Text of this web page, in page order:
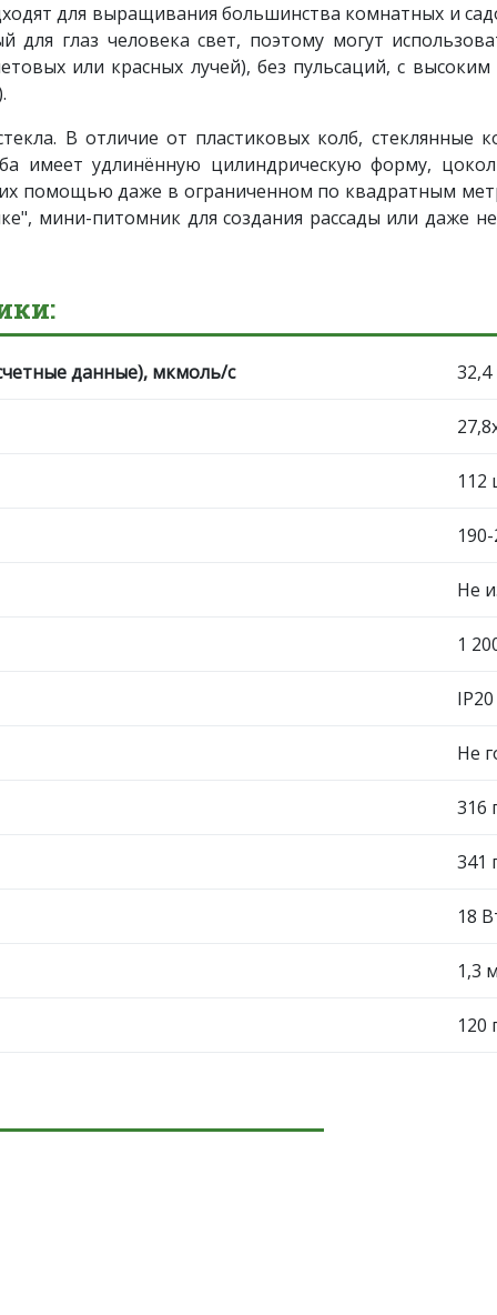
для выращивания большинства комнатных и
для глаз человека свет, поэтому могут
или красных лучей), без пульсаций, с
В отличие от пластиковых колб, стеклянные
имеет удлинённую цилиндрическую форму,
помощью даже в ограниченном по квадратным
мини-питомник для создания рассады или даже
данные), мкмоль/с
112
Не
1
IP20
Не
316
341
18
1,3
120